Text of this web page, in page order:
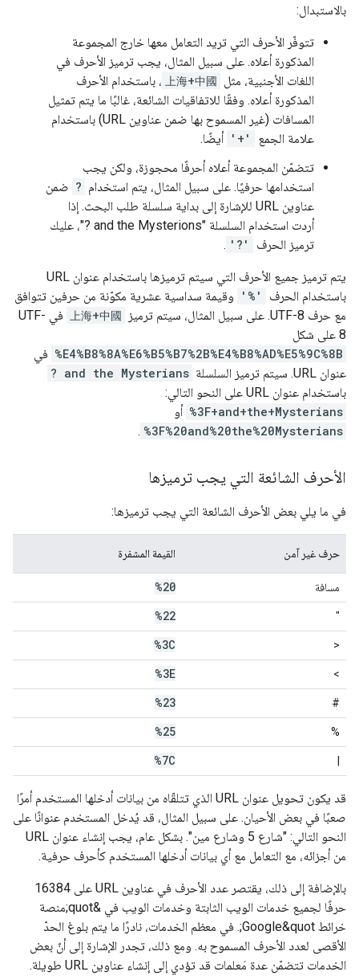
بالاستبدال:
تتوفّر الأحرف التي تريد التعامل معها خارج المجموعة
المذكورة أعلاه. على سبيل المثال، يجب ترميز الأحرف في
اللغات الأجنبية، مثل 上海+中國 ، باستخدام الأحرف
المذكورة أعلاه. وفقًا للاتفاقيات الشائعة، غالبًا ما يتم تمثيل
المسافات (غير المسموح بها ضمن عناوين URL) باستخدام
علامة الجمع
'+' أيضًا.
تتضمّن المجموعة أعلاه أحرفًا محجوزة، ولكن يجب
استخدامها حرفيًا. على سبيل المثال، يتم استخدام ? ضمن
عناوين URL للإشارة إلى بداية سلسلة طلب البحث. إذا
أردت استخدام السلسلة "‎? and the Mysterions"، عليك
ترميز الحرف
'?'
.
يتم ترميز جميع الأحرف التي سيتم ترميزها باستخدام عنوان URL
باستخدام الحرف
'%'
وقيمة سداسية عشرية مكوّنة من حرفين تتوافق
مع حرف UTF-8. على سبيل المثال، سيتم ترميز
上海+中國
في UTF-
8 على شكل
%E4%B8%8A%E6%B5%B7%2B%E4%B8%AD%E5%9C%8B في
عنوان URL. سيتم ترميز السلسلة
? and the Mysterians
باستخدام عنوان URL على النحو التالي:
%3F+and+the+Mysterians أو
%3F%20and%20the%20Mysterians
.
الأحرف الشائعة التي يجب ترميزها
في ما يلي بعض الأحرف الشائعة التي يجب ترميزها:
حرف غير آمن القيمة المشفرة
مسافة %20
"
%22
<
%3C
>
%3E
#
%23
%
%25
%7C
قد يكون تحويل عنوان URL الذي تتلقّاه من بيانات أدخلها المستخدم أمرًا
صعبًا في بعض الأحيان. على سبيل المثال، قد يُدخل المستخدم عنوانًا على
النحو التالي: "شارع 5 وشارع مين". بشكل عام، يجب إنشاء عنوان URL
من أجزائه، مع التعامل مع أي بيانات أدخلها المستخدم كأحرف حرفية.
بالإضافة إلى ذلك، يقتصر عدد الأحرف في عناوين URL على 16384
حرفًا لجميع خدمات الويب الثابتة وخدمات الويب في &quot;منصة
خرائط Google&quot;. في معظم الخدمات، نادرًا ما يتم بلوغ الحدّ
الأقصى لعدد الأحرف المسموح به. ومع ذلك، تجدر الإشارة إلى أنّ بعض
الخدمات تتضمّن عدة مَعلمات قد تؤدي إلى إنشاء عناوين URL طويلة.